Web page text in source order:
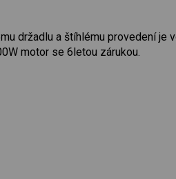
držadlu a štíhlému provedení je
motor se 6letou zárukou.